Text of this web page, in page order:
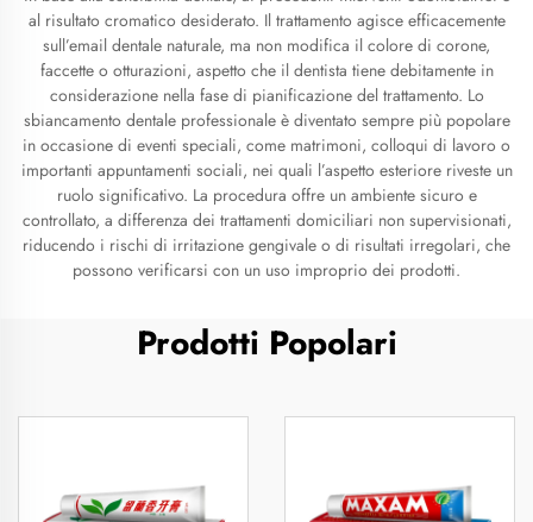
al risultato cromatico desiderato. Il trattamento agisce efficacemente
sull’email dentale naturale, ma non modifica il colore di corone,
faccette o otturazioni, aspetto che il dentista tiene debitamente in
considerazione nella fase di pianificazione del trattamento. Lo
sbiancamento dentale professionale è diventato sempre più popolare
in occasione di eventi speciali, come matrimoni, colloqui di lavoro o
importanti appuntamenti sociali, nei quali l’aspetto esteriore riveste un
ruolo significativo. La procedura offre un ambiente sicuro e
controllato, a differenza dei trattamenti domiciliari non supervisionati,
riducendo i rischi di irritazione gengivale o di risultati irregolari, che
possono verificarsi con un uso improprio dei prodotti.
Prodotti Popolari